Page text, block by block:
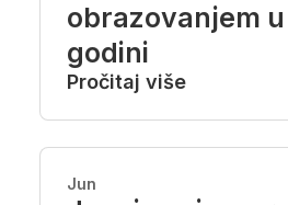
obrazovanjem
godini
Pročitaj više
Jun